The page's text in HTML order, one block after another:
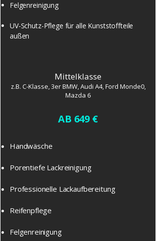
Felgenreinigung
UV-Schutz-Pflege für alle Kunststoffteile
außen
Mittelklasse
z.B. C-Klasse, 3er BMW, Audi A4, Ford Monde0,
Mazda 6
AB 649 €
​Handwäsche
Porentiefe Lackreinigung
Professionelle Lackaufbereitung
Reifenpflege
Felgenreinigung